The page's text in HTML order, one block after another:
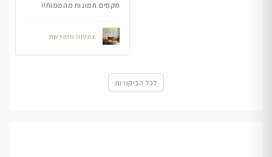
מקסים.תמונות מהממות!!
צמיחה מחודשת
לכל הביקורות